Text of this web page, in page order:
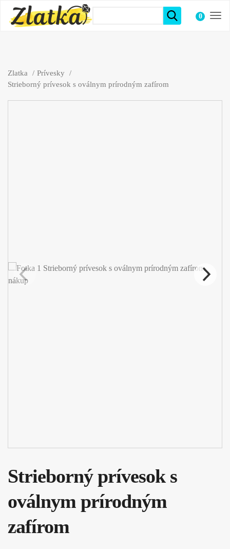
0
Zlatka
Prívesky
Strieborný prívesok s oválnym prírodným zafírom
Strieborný prívesok s
oválnym prírodným
zafírom